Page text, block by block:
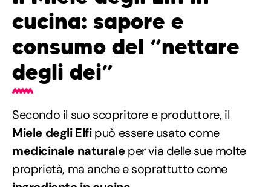
cucina: sapore e
consumo del “nettare
degli dei”
Secondo il suo scopritore e produttore, il
Miele degli Elfipuò essere usato come
medicinale naturaleper via delle sue molte
proprietà, ma anche e soprattutto come